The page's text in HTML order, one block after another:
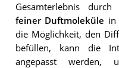
Gesamterlebnis
feiner Duftmoleküle in
die Möglichkeit, den
befüllen, kann die
angepasst